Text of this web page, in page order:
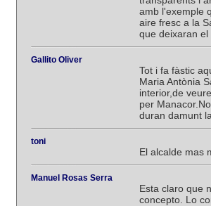
amb l'exemple
aire fresc a la
que deixaran
Gallito Oliver
Tot i fa fàstic
Maria Antònia
interior,de
per
duran damunt
toni
El alcalde mas
Manuel Rosas Serra
Esta claro que
concepto. Lo